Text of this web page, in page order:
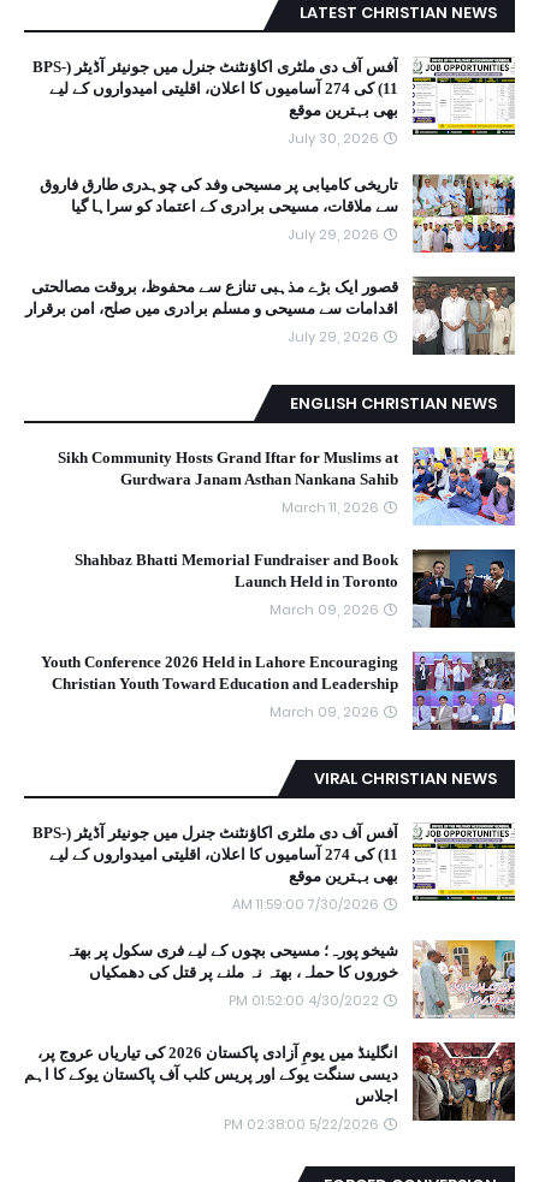
LATEST CHRISTIAN NEWS
آفس آف دی ملٹری اکاؤنٹنٹ جنرل میں جونیئر آڈیٹر (BPS-
11) کی 274 آسامیوں کا اعلان، اقلیتی امیدواروں کے لیے
بھی بہترین موقع
July 30, 2026
تاریخی کامیابی پر مسیحی وفد کی چوہدری طارق فاروق
سے ملاقات، مسیحی برادری کے اعتماد کو سراہا گیا
July 29, 2026
قصور ایک بڑے مذہبی تنازع سے محفوظ، بروقت مصالحتی
اقدامات سے مسیحی و مسلم برادری میں صلح، امن برقرار
July 29, 2026
ENGLISH CHRISTIAN NEWS
Sikh Community Hosts Grand Iftar for Muslims at
Gurdwara Janam Asthan Nankana Sahib
March 11, 2026
Shahbaz Bhatti Memorial Fundraiser and Book
Launch Held in Toronto
March 09, 2026
Youth Conference 2026 Held in Lahore Encouraging
Christian Youth Toward Education and Leadership
March 09, 2026
VIRAL CHRISTIAN NEWS
آفس آف دی ملٹری اکاؤنٹنٹ جنرل میں جونیئر آڈیٹر (BPS-
11) کی 274 آسامیوں کا اعلان، اقلیتی امیدواروں کے لیے
بھی بہترین موقع
7/30/2026 11:59:00 AM
شیخو پورہ؛ مسیحی بچوں کے لیے فری سکول پر بھتہ
خوروں کا حملہ، بھتہ نہ ملنے پر قتل کی دھمکیاں
4/30/2022 01:52:00 PM
انگلینڈ میں یومِ آزادی پاکستان 2026 کی تیاریاں عروج پر،
دیسی سنگت یوکے اور پریس کلب آف پاکستان یوکے کا اہم
اجلاس
5/22/2026 02:38:00 PM